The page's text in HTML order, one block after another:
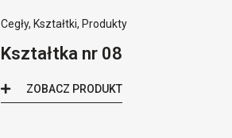
Cegły, Kształtki, Produkty
Kształtka nr 08
ZOBACZ PRODUKT